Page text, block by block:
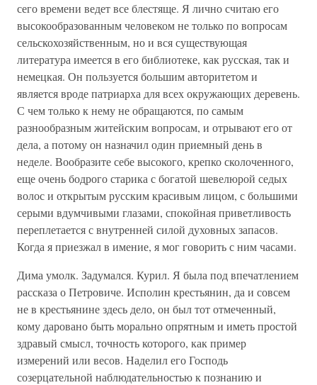
сего времени ведет все блестяще. Я лично считаю его
высокообразованным человеком не только по вопросам
сельскохозяйственным, но и вся существующая
литература имеется в его библиотеке, как русская, так и
немецкая. Он пользуется большим авторитетом и
является вроде патриарха для всех окружающих деревень.
С чем только к нему не обращаются, по самым
разнообразным житейским вопросам, и отрывают его от
дела, а потому он назначил один приемный день в
неделе. Вообразите себе высокого, крепко сколоченного,
еще очень бодрого старика с богатой шевелюрой седых
волос и открытым русским красивым лицом, с большими
серыми вдумчивыми глазами, спокойная приветливость
переплетается с внутренней силой духовных запасов.
Когда я приезжал в имение, я мог говорить с ним часами.
Дима умолк. Задумался. Курил. Я была под впечатлением
рассказа о Петровиче. Исполин крестьянин, да и совсем
не в крестьянине здесь дело, он был тот отмеченный,
кому даровано быть морально опрятным и иметь простой
здравый смысл, точность которого, как пример
измерений или весов. Наделил его Господь
созерцательной наблюдательностью к познанию и